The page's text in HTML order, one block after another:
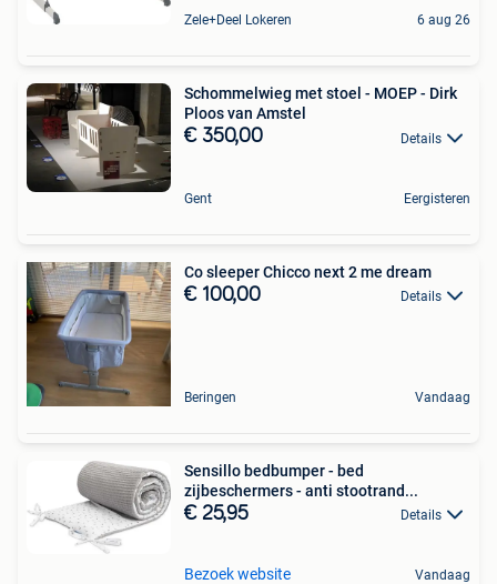
Zele+Deel Lokeren 6 aug 26
Schommelwieg met stoel - MOEP - Dirk
Ploos van Amstel
€ 350,00 Details
Gent Eergisteren
Co sleeper Chicco next 2 me dream
€ 100,00 Details
Beringen Vandaag
Sensillo bedbumper - bed
zijbeschermers - anti stootrand...
€ 25,95 Details
Bezoek website Vandaag